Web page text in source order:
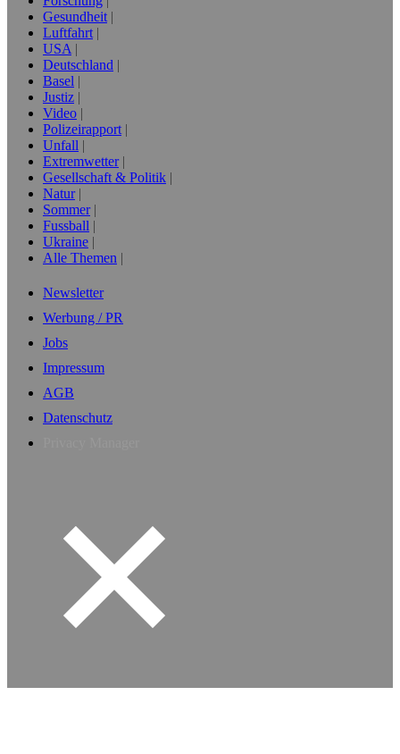
Gesundheit
Luftfahrt
USA
Deutschland
Basel
Justiz
Video
Polizeirapport
Unfall
Extremwetter
Gesellschaft & Politik
Natur
Sommer
Fussball
Ukraine
Alle Themen
Newsletter
Werbung / PR
Jobs
Impressum
AGB
Datenschutz